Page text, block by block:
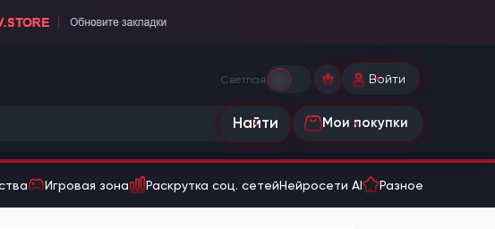
Светлая Войти
Найти Мои покупки
Игровая зона Раскрутка соц. сетейНейросети AI Разное